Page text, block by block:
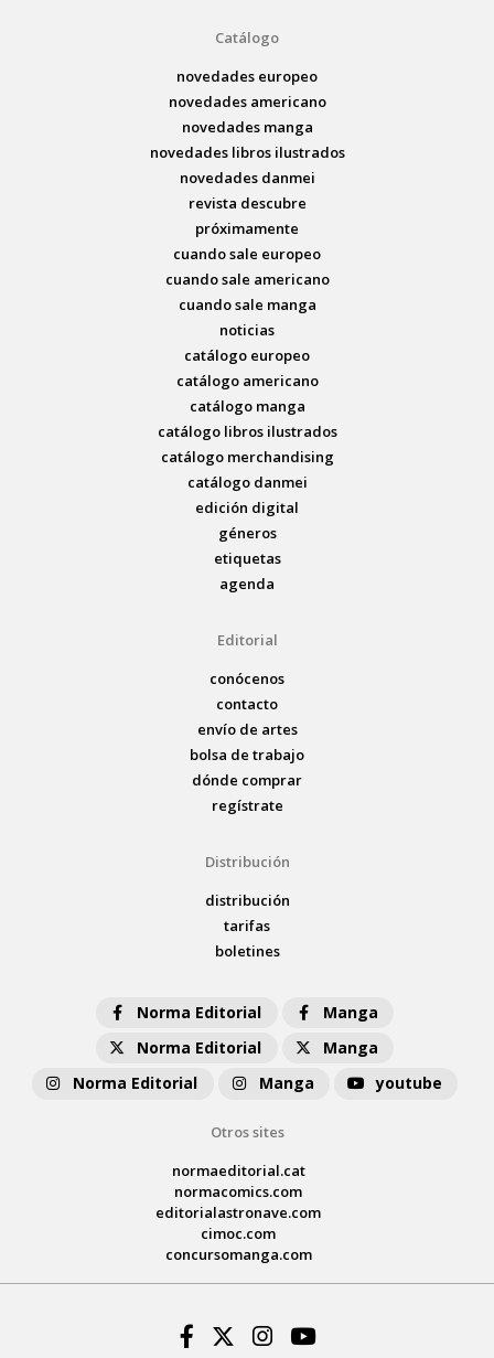
Catálogo
novedades europeo
novedades americano
novedades manga
novedades libros ilustrados
novedades danmei
revista descubre
próximamente
cuando sale europeo
cuando sale americano
cuando sale manga
noticias
catálogo europeo
catálogo americano
catálogo manga
catálogo libros ilustrados
catálogo merchandising
catálogo danmei
edición digital
géneros
etiquetas
agenda
Editorial
conócenos
contacto
envío de artes
bolsa de trabajo
dónde comprar
regístrate
Distribución
distribución
tarifas
boletines
Norma Editorial
Manga
Norma Editorial
Manga
Norma Editorial
Manga youtube
Otros sites
normaeditorial.cat
normacomics.com
editorialastronave.com
cimoc.com
concursomanga.com
Facebook
Twitter
Instagram
Youtube